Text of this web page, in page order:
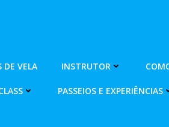
DE VELA INSTRUTOR
PASSEIOS E EXPERIÊNCIAS